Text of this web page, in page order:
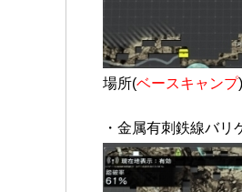
場所(ベースキャンプ
・金属有刺鉄線バリ